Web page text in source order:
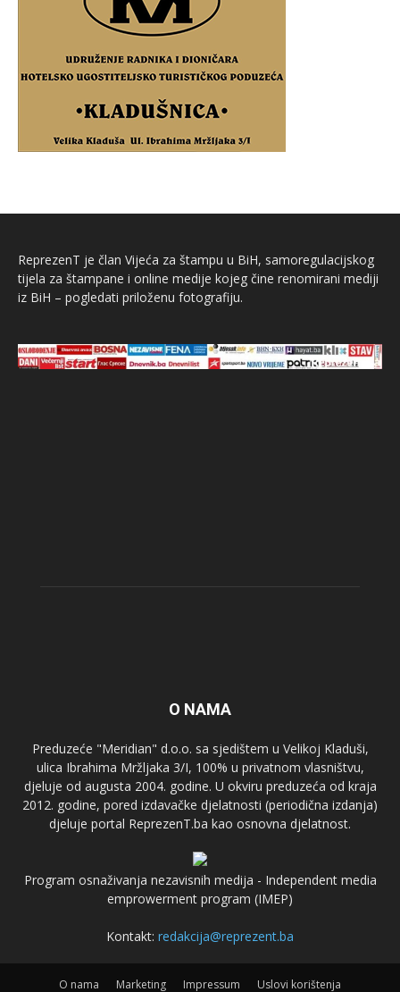
ReprezenT je član Vijeća za štampu u BiH, samoregulacijskog
tijela za štampane i online medije kojeg čine renomirani mediji
iz BiH – pogledati priloženu fotografiju.
O NAMA
Preduzeće "Meridian" d.o.o. sa sjedištem u Velikoj Kladuši,
ulica Ibrahima Mržljaka 3/I, 100% u privatnom vlasništvu,
djeluje od augusta 2004. godine. U okviru preduzeća od kraja
2012. godine, pored izdavačke djelatnosti (periodična izdanja)
djeluje portal ReprezenT.ba kao osnovna djelatnost.
Program osnaživanja nezavisnih medija - Independent media
emprowerment program (IMEP)
Kontakt: redakcija@reprezent.ba
O nama Marketing Impressum Uslovi korištenja